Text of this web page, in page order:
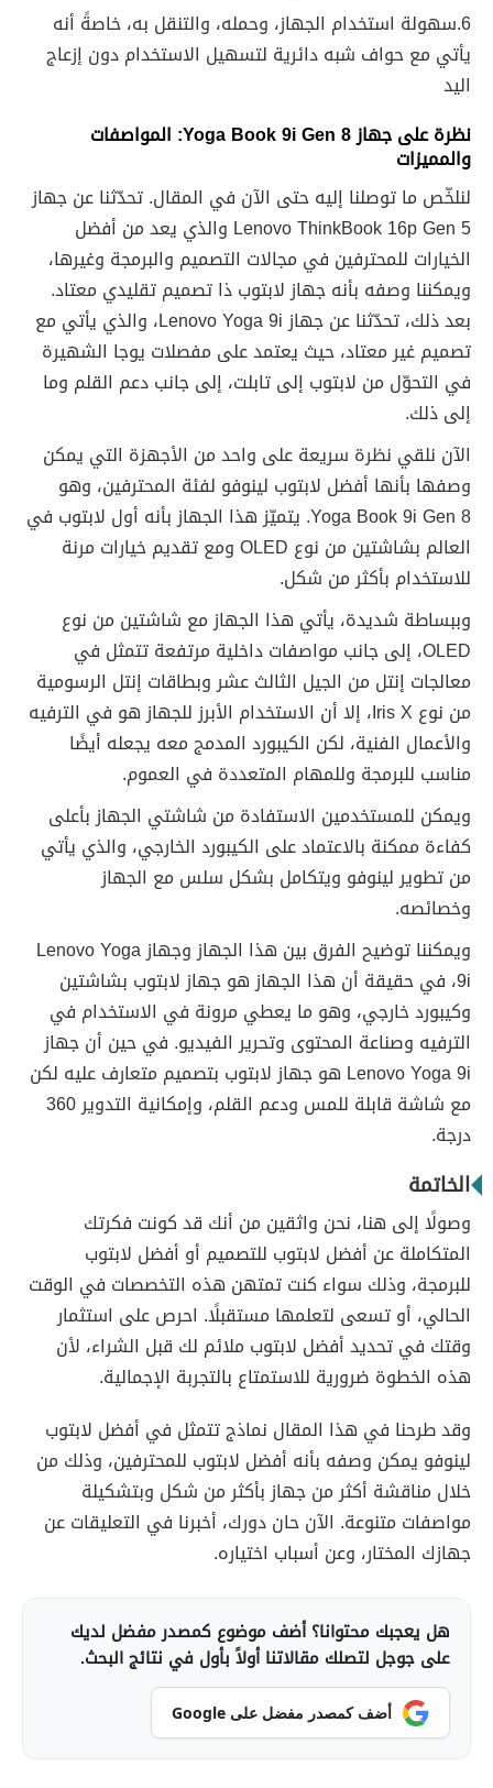
6.سهولة استخدام الجهاز، وحمله، والتنقل به، خاصةً أنه
يأتي مع حواف شبه دائرية لتسهيل الاستخدام دون إزعاج
اليد
نظرة على جهاز
Yoga Book 9i Gen8: المواصفات
والمميزات
لنلخّص ما توصلنا إليه حتى الآن في المقال. تحدّثنا عن جهاز
Lenovo ThinkBook 16p Gen 5 والذي يعد من أفضل
الخيارات للمحترفين في مجالات التصميم والبرمجة وغيرها،
ويمكننا وصفه بأنه جهاز لابتوب ذا تصميم تقليدي معتاد.
بعد ذلك، تحدّثنا عن جهاز Lenovo Yoga 9i، والذي يأتي مع
تصميم غير معتاد، حيث يعتمد على مفصلات يوجا الشهيرة
في التحوّل من لابتوب إلى تابلت، إلى جانب دعم القلم وما
إلى ذلك.
الآن نلقي نظرة سريعة على واحد من الأجهزة التي يمكن
وصفها بأنها أفضل لابتوب لينوفو لفئة المحترفين، وهو
Yoga Book 9i Gen 8. يتميّز هذا الجهاز بأنه أول لابتوب في
العالم بشاشتين من نوع OLED ومع تقديم خيارات مرنة
للاستخدام بأكثر من شكل.
وببساطة شديدة، يأتي هذا الجهاز مع شاشتين من نوع
OLED، إلى جانب مواصفات داخلية مرتفعة تتمثل في
معالجات إنتل من الجيل الثالث عشر وبطاقات إنتل الرسومية
من نوع Iris X، إلا أن الاستخدام الأبرز للجهاز هو في الترفيه
والأعمال الفنية، لكن الكيبورد المدمج معه يجعله أيضًا
مناسب للبرمجة وللمهام المتعددة في العموم.
ويمكن للمستخدمين الاستفادة من شاشتي الجهاز بأعلى
كفاءة ممكنة بالاعتماد على الكيبورد الخارجي، والذي يأتي
من تطوير لينوفو ويتكامل بشكل سلس مع الجهاز
وخصائصه.
ويمكننا توضيح الفرق بين هذا الجهاز وجهاز Lenovo Yoga
9i، في حقيقة أن هذا الجهاز هو جهاز لابتوب بشاشتين
وكيبورد خارجي، وهو ما يعطي مرونة في الاستخدام في
الترفيه وصناعة المحتوى وتحرير الفيديو. في حين أن جهاز
Lenovo Yoga 9i هو جهاز لابتوب بتصميم متعارف عليه لكن
مع شاشة قابلة للمس ودعم القلم، وإمكانية التدوير 360
درجة.
الخاتمة
وصولًا إلى هنا، نحن واثقين من أنك قد كونت فكرتك
المتكاملة عن أفضل لابتوب للتصميم أو أفضل لابتوب
للبرمجة، وذلك سواء كنت تمتهن هذه التخصصات في الوقت
الحالي، أو تسعى لتعلمها مستقبلًا. احرص على استثمار
وقتك في تحديد أفضل لابتوب ملائم لك قبل الشراء، لأن
هذه الخطوة ضرورية للاستمتاع بالتجربة الإجمالية.
وقد طرحنا في هذا المقال نماذج تتمثل في أفضل لابتوب
لينوفو يمكن وصفه بأنه أفضل لابتوب للمحترفين، وذلك من
خلال مناقشة أكثر من جهاز بأكثر من شكل وبتشكيلة
مواصفات متنوعة. الآن حان دورك، أخبرنا في التعليقات عن
جهازك المختار، وعن أسباب اختياره.
هل يعجبك محتوانا؟ أضف موضوع كمصدر مفضل لديك
على جوجل لتصلك مقالاتنا أولاً بأول في نتائج البحث.
أضف كمصدر مفضل على Google